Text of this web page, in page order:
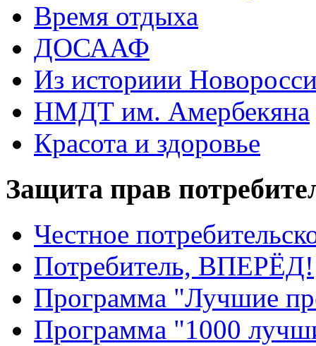
Время отдыха
ДОСААФ
Из историии
НМДТ им. Амербекяна
Красота и здоровье
Защита прав
Честное
Потребитель, ВПЕРЁД!
Программа "Лучшие
Программа "1000